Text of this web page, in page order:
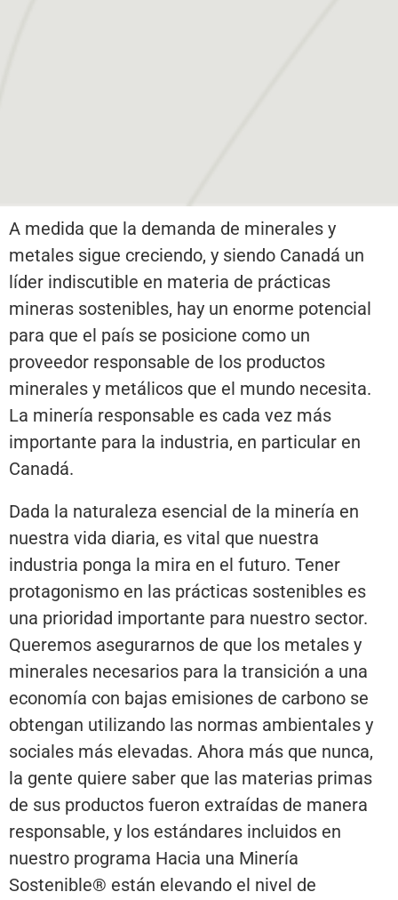
A medida que la demanda de minerales y
metales sigue creciendo, y siendo Canadá un
líder indiscutible en materia de prácticas
mineras sostenibles, hay un enorme potencial
para que el país se posicione como un
proveedor responsable de los productos
minerales y metálicos que el mundo necesita.
La minería responsable es cada vez más
importante para la industria, en particular en
Canadá.
Dada la naturaleza esencial de la minería en
nuestra vida diaria, es vital que nuestra
industria ponga la mira en el futuro. Tener
protagonismo en las prácticas sostenibles es
una prioridad importante para nuestro sector.
Queremos asegurarnos de que los metales y
minerales necesarios para la transición a una
economía con bajas emisiones de carbono se
obtengan utilizando las normas ambientales y
sociales más elevadas. Ahora más que nunca,
la gente quiere saber que las materias primas
de sus productos fueron extraídas de manera
responsable, y los estándares incluidos en
nuestro programa Hacia una Minería
Sostenible® están elevando el nivel de